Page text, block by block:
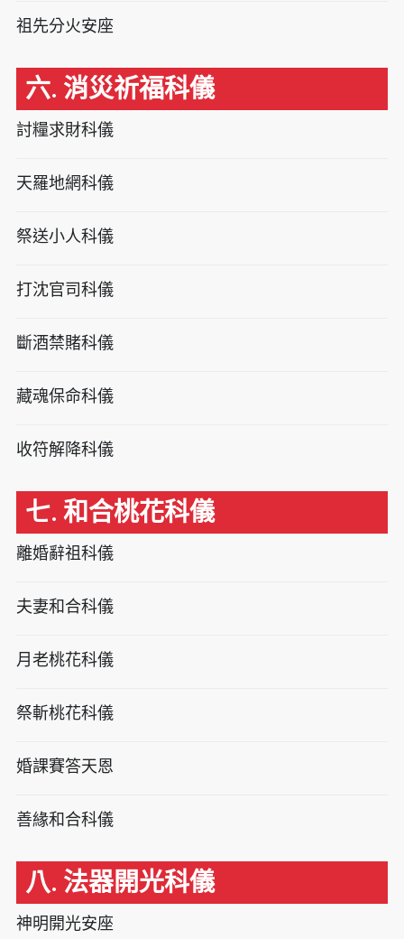
祖先分火安座
六. 消災祈福科儀
討糧求財科儀
天羅地網科儀
祭送小人科儀
打沈官司科儀
斷酒禁賭科儀
藏魂保命科儀
收符解降科儀
七. 和合桃花科儀
離婚辭祖科儀
夫妻和合科儀
月老桃花科儀
祭斬桃花科儀
婚課賽答天恩
善緣和合科儀
八. 法器開光科儀
神明開光安座